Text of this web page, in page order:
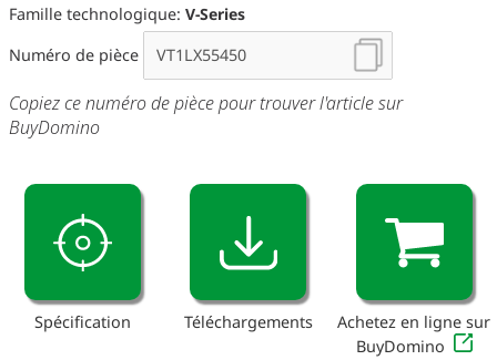
Famille technologique: V-Series
Numéro de pièce
Copiez ce numéro de pièce pour trouver l'article sur
BuyDomino
Spécification Téléchargements
Achetez en ligne sur
BuyDomino